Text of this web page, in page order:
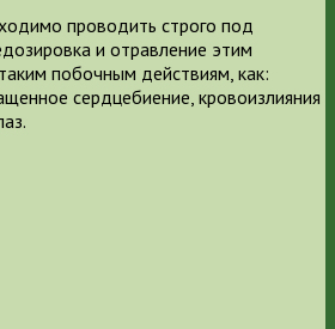
проводить строго под
и отравление этим
побочным действиям, как:
сердцебиение, кровоизлияния